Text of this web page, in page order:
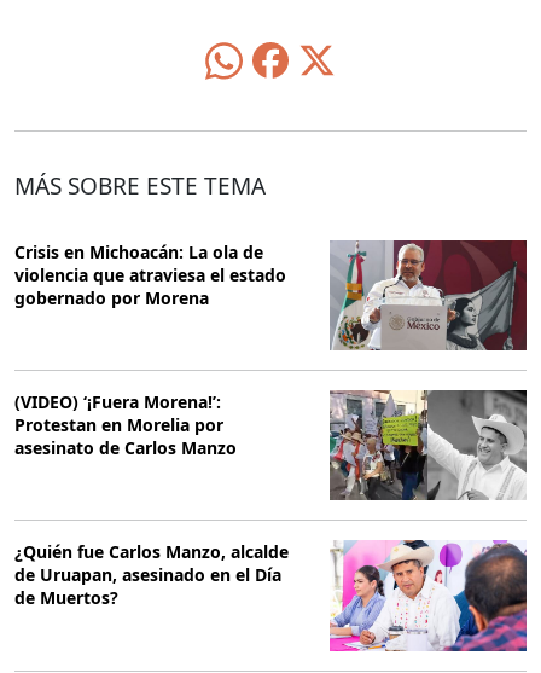
MÁS SOBRE ESTE TEMA
Crisis en Michoacán: La ola de
violencia que atraviesa el estado
gobernado por Morena
(VIDEO) ‘¡Fuera Morena!’:
Protestan en Morelia por
asesinato de Carlos Manzo
¿Quién fue Carlos Manzo, alcalde
de Uruapan, asesinado en el Día
de Muertos?